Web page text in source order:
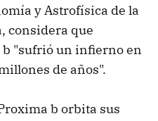
y Astrofísica de la
considera que
"sufrió un infierno en
de años".
b orbita sus